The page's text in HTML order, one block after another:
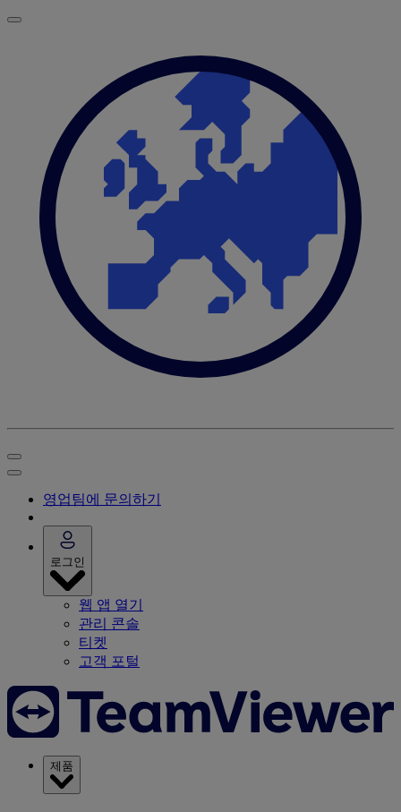
영업팀에 문의하기
로그인
웹 앱 열기
관리 콘솔
티켓
고객 포털
제품